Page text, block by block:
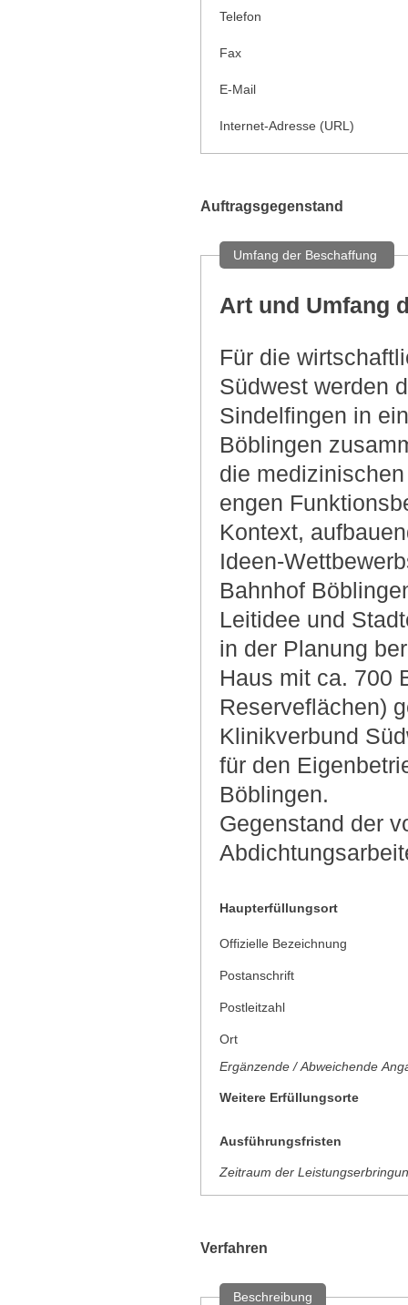
Telefon
Fax
E-Mail
Internet-Adresse (URL)
Auftragsgegenstand
Umfang der Beschaffung
Art und Umfang
Für die
Südwest werden
Sindelfingen in
Böblingen
die
engen
Kontext,
Ideen-
Bahnhof
Leitidee und
in der Planung
Haus mit ca. 700
Reserveflächen)
Klinikverbund
für den
Böblingen.
Gegenstand der
Haupterfüllungsort
Offizielle Bezeichnung
Postanschrift
Postleitzahl
Ort
Ergänzende / Abweichende
Weitere Erfüllungsorte
Ausführungsfristen
Zeitraum der
Verfahren
Beschreibung